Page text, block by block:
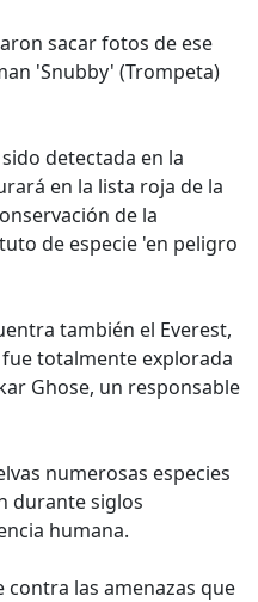
sacar fotos de ese
'Snubby' (Trompeta)
detectada en la
en la lista roja de la
de la
de especie 'en peligro
también el Everest,
totalmente explorada
Ghose, un responsable
numerosas especies
durante siglos
humana.
contra las amenazas que